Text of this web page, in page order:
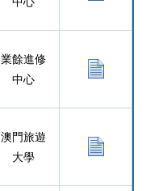
業餘進修
中心
澳門旅遊
大學